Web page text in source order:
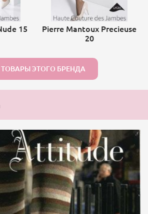
15
Pierre Mantoux Precieuse
20
ТОВАРЫ ЭТОГО БРЕНДА